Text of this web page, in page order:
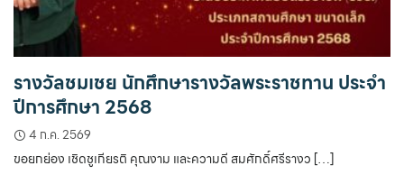
รางวัลชมเชย นักศึกษารางวัลพระราชทาน ประจำ
ปีการศึกษา 2568
4 ก.ค. 2569
ขอยกย่อง เชิดชูเกียรติ คุณงาม และความดี สมศักดิ์ศรีรางว […]